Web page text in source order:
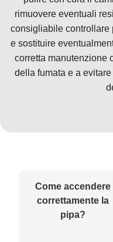
rimuovere eventuali
consigliabile controllare
e sostituire
corretta manutenzione
della fumata e a
Come accendere
correttamente la
pipa?